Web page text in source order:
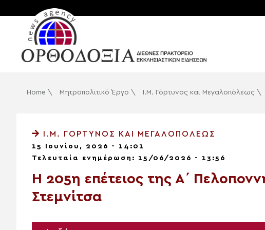
Home \ Μητροπολιτικό Έργο \ Ι.Μ. Γόρτυνος και Μεγαλοπόλεως \
Ι.Μ. ΓΌΡΤΥΝΟΣ ΚΑΙ ΜΕΓΑΛΟΠΌΛΕΩΣ
15 Ιουνίου, 2026 - 14:01
Τελευταία ενημέρωση: 15/06/2026 - 13:56
Η 205η επέτειος της Α΄
Στεμνίτσα